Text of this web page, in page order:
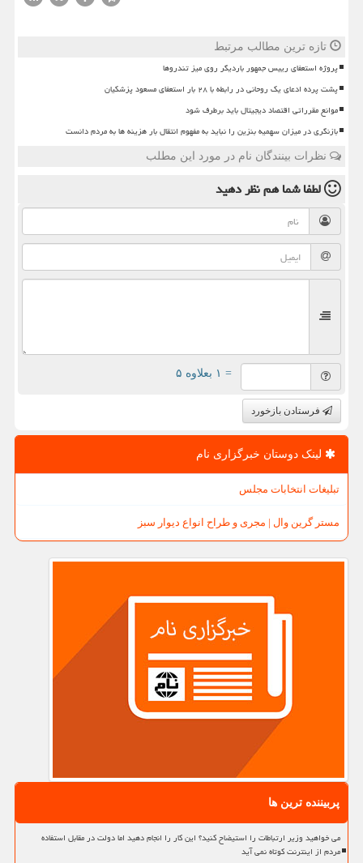
تازه ترین مطالب مرتبط
پروژه استعفای رییس جمهور باردیگر روی میز تندروها
پشت پرده ادعای یک روحانی در رابطه با ۲۸ بار استعفای مسعود پزشکیان
موانع مقرراتی اقتصاد دیجیتال باید برطرف شود
بازنگری در میزان سهمیه بنزین را نباید به مفهوم انتقال بار هزینه ها به مردم دانست
نظرات بینندگان نام در مورد این مطلب
لطفا شما همنظر دهید
= ۱ بعلاوه ۵
فرستادن بازخورد
لینک دوستان خبرگزاری نام
تبلیغات انتخابات مجلس
مستر گرین وال | مجری و طراح انواع دیوار سبز
پربیننده ترین ها
می خواهید وزیر ارتباطات را استیضاح کنید؟ این کار را انجام دهید اما دولت در مقابل استفاده
مردم از اینترنت کوتاه نمی آید